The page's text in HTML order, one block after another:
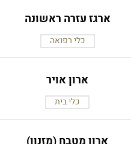
ארגז עזרה ראשונה
כלי רפואה
ארון אויר
כלי בית